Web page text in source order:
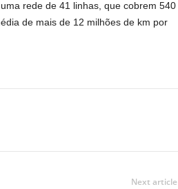
rede de 41 linhas, que cobrem 540
de mais de 12 milhões de km por
Next article